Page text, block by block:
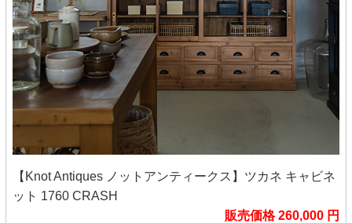
【Knot Antiques ノットアンティークス】ツカネ キャビネ
ット 1760 CRASH
販売価格 260,000 円